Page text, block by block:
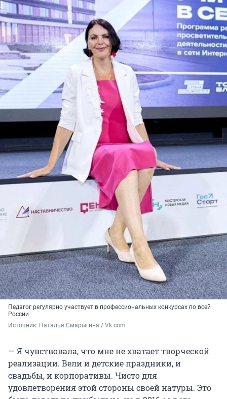
Педагог регулярно участвует в профессиональных конкурсах по всей
России
Источник: Наталья Смарыгина / Vk.com
— Я чувствовала, что мне не хватает творческой
реализации. Вели и детские праздники, и
свадьбы, и корпоративы. Чисто для
удовлетворения этой стороны своей натуры. Это